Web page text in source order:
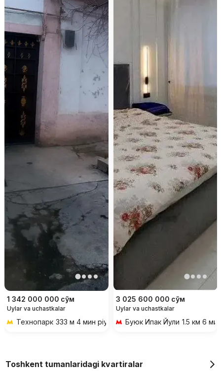
1 342 000 000 сўм
Uylar va uchastkalar
Технопарк 333 м 4 мин piyoda
3 025 600 000 сўм
Uylar va uchastkalar
Буюк Ипак Йули 1.5 км 6
Toshkent tumanlaridagi kvartiralar